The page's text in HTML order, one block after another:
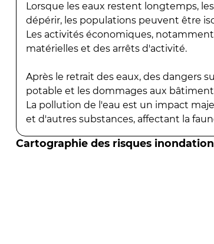
Lorsque les eaux restent longtemps,
dépérir, les populations peuvent être
Les activités économiques,
matérielles et des arrêts d'activité.
Après le retrait des eaux, des dangers
potable et les dommages aux
La pollution de l'eau est un impact
et d'autres substances, affectant la
Cartographie des risques